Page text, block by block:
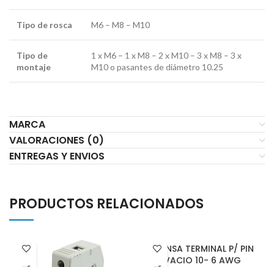
Tipo de rosca M6 – M8 – M10
Tipo de
montaje
1 x M6 – 1 x M8 – 2 x M10 – 3 x M8 – 3 x
M10 o pasantes de diámetro 10.25
MARCA
VALORACIONES (0)
ENTREGAS Y ENVIOS
PRODUCTOS RELACIONADOS
PRENSA TERMINAL P/ PIN
VACIO 10- 6 AWG